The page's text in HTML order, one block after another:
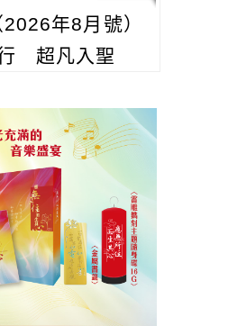
年8月號）
超凡入聖